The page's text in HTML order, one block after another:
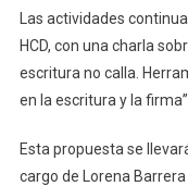
Las actividades
HCD, con una charla
escritura no calla.
en la escritura y la firma”.
Esta propuesta se
cargo de Lorena